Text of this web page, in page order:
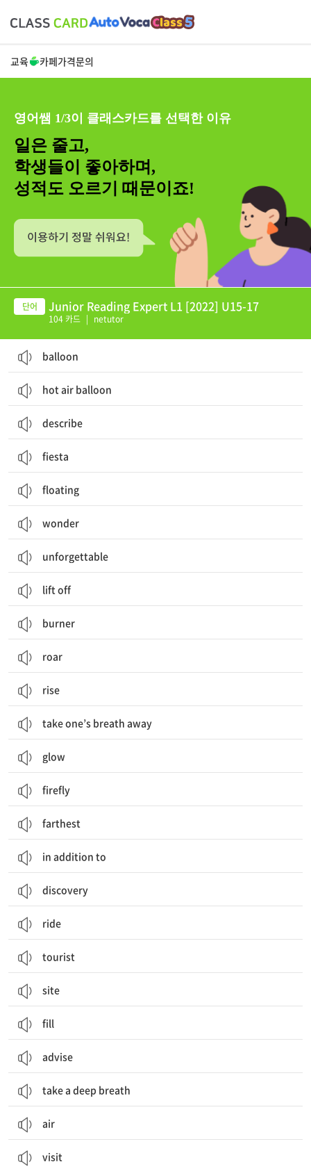
교육 카페가격문의
영어쌤 1/3이 클래스카드를 선택한 이유
일은 줄고,
학생들이 좋아하며,
성적도 오르기 때문이죠!
Junior Reading Expert L1 [2022] U15-17
104 카드 | netutor
balloon
hot air balloon
describe
fiesta
floating
wonder
unforgettable
lift off
burner
roar
rise
take one’s breath away
glow
firefly
farthest
in addition to
discovery
ride
tourist
site
fill
advise
take a deep breath
air
visit